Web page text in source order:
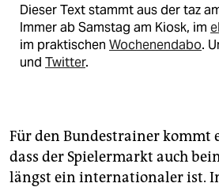
Dieser Text stammt aus der taz
Immer ab Samstag am Kiosk, im
im praktischen Wochenendabo.
und Twitter.
Für den Bundestrainer kommt
dass der Spielermarkt auch
längst ein internationaler ist.